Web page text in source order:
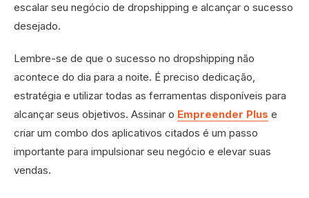
escalar seu negócio de dropshipping e alcançar o sucesso
desejado.
Lembre-se de que o sucesso no dropshipping não
acontece do dia para a noite. É preciso dedicação,
estratégia e utilizar todas as ferramentas disponíveis para
alcançar seus objetivos. Assinar o Empreender Plus e
criar um combo dos aplicativos citados é um passo
importante para impulsionar seu negócio e elevar suas
vendas.